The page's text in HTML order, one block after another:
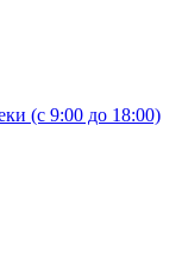
(с 9:00 до 18:00)